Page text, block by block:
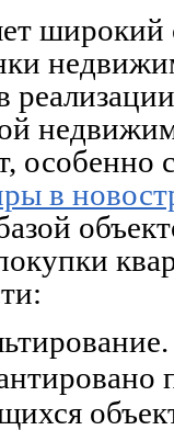
широкий
особенно
в